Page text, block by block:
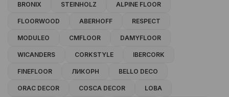
BRONIX STEINHOLZ ALPINE FLOOR
FLOORWOOD ABERHOFF RESPECT
MODULEO CMFLOOR DAMYFLOOR
WICANDERS CORKSTYLE IBERCORK
FINEFLOOR ЛИКОРН BELLO DECO
ORAC DECOR COSCA DECOR LOBA